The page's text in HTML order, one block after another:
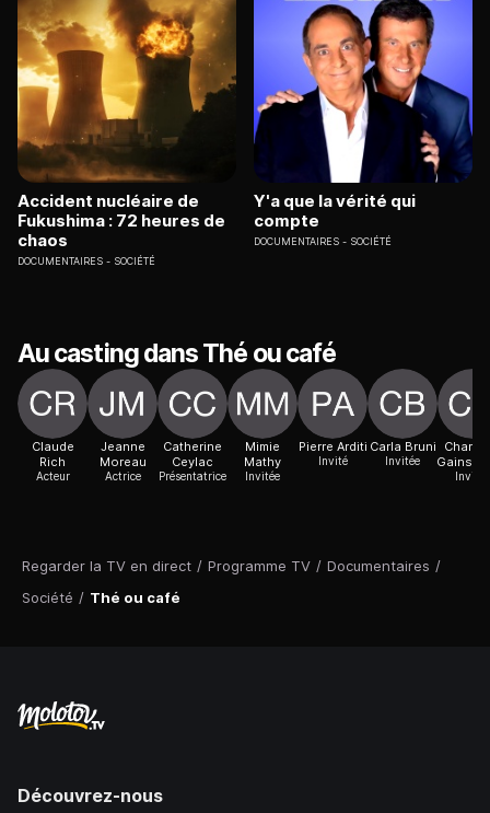
Regarder la TV en direct / Programme TV / Documentaires /
Société / Thé ou café
Accident nucléaire de
Fukushima : 72 heures de
chaos
DOCUMENTAIRES SOCIÉTÉ
Y'a que la vérité qui
compte
DOCUMENTAIRES SOCIÉTÉ
Au casting dans Thé ou café
Claude
Rich
Acteur
Jeanne
Moreau
Actrice
Catherine
Ceylac
Présentatrice
Mimie
Mathy
Invitée
Pierre Arditi
Invité
Carla Bruni
Invitée
Invitée
Découvrez-nous